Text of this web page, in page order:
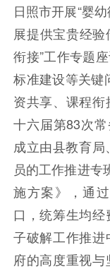
日照市开展“婴
展提供宝贵经
衔接”工作专题
标准建设等关键
资共享、课程
十六届第83次常
成立由县教育
员的工作推进专
施方案》，通
口，统筹生均
子破解工作推
府的高度重视